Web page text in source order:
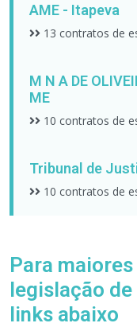
AME - Itapeva
13 contratos de
M N A DE
ME
10 contratos de
Tribunal de
10 contratos de
Para
legislação
links abaixo